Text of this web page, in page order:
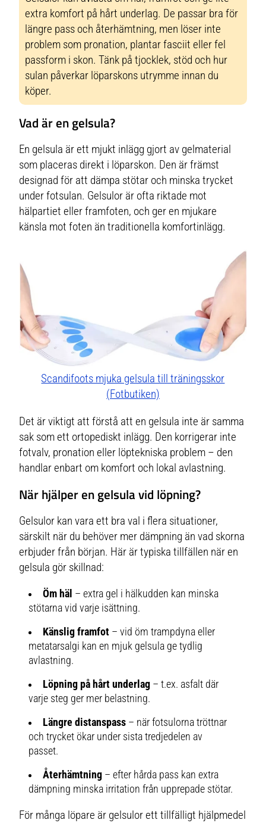
extra komfort på hårt underlag. De passar bra för
längre pass och återhämtning, men löser inte
problem som pronation, plantar fasciit eller fel
passform i skon. Tänk på tjocklek, stöd och hur
sulan påverkar löparskons utrymme innan du
köper.
Vad är en gelsula?
En gelsula är ett mjukt inlägg gjort av gelmaterial
som placeras direkt i löparskon. Den är främst
designad för att dämpa stötar och minska trycket
under fotsulan. Gelsulor är ofta riktade mot
hälpartiet eller framfoten, och ger en mjukare
känsla mot foten än traditionella komfortinlägg.
Scandifoots mjuka gelsula till träningsskor
(Fotbutiken)
Det är viktigt att förstå att en gelsula inte är samma
sak som ett ortopediskt inlägg. Den korrigerar inte
fotvalv, pronation eller löptekniska problem – den
handlar enbart om komfort och lokal avlastning.
När hjälper en gelsula vid löpning?
Gelsulor kan vara ett bra val i flera situationer,
särskilt när du behöver mer dämpning än vad skorna
erbjuder från början. Här är typiska tillfällen när en
gelsula gör skillnad:
Öm häl – extra gel i hälkudden kan minska
stötarna vid varje isättning.
Känslig framfot – vid öm trampdyna eller
metatarsalgi kan en mjuk gelsula ge tydlig
avlastning.
Löpning på hårt underlag – t.ex. asfalt där
varje steg ger mer belastning.
Längre distanspass – när fotsulorna tröttnar
och trycket ökar under sista tredjedelen av
passet.
Återhämtning – efter hårda pass kan extra
dämpning minska irritation från upprepade stötar.
För många löpare är gelsulor ett tillfälligt hjälpmedel